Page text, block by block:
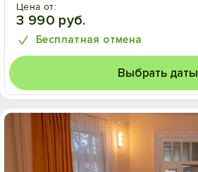
Цена от:
3 990 руб.
Бесплатная отмена
Выбрать даты